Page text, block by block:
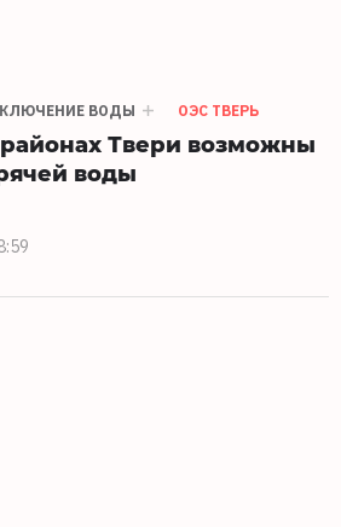
ВОДЫ ОЭС ТВЕРЬ
Твери возможны
воды